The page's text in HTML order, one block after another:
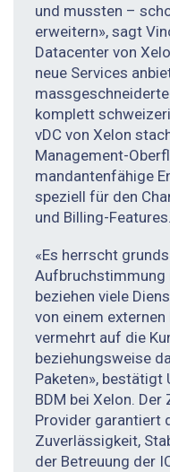
und mussten –
erweitern», sagt
Datacenter von
neue Services
komplett
vDC von Xelon
Management-
mandantenfähige
speziell für den
und Billing-Features.
«Es herrscht
Aufbruchstimmung
beziehen viele
von einem
vermehrt auf die
beziehungsweise
Paketen», bestätigt
BDM bei Xelon.
Provider garantiert
Zuverlässigkeit,
der Betreuung der